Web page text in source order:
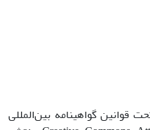
قوانین گواهینامه بین‌المللی